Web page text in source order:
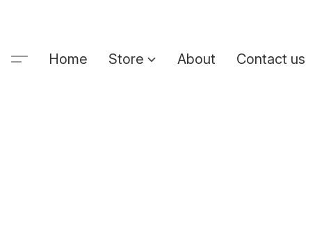
Home Store About Contact us